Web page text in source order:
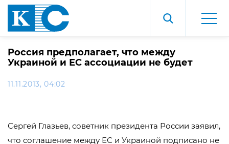
Россия предполагает, что между
Украиной и ЕС ассоциации не будет
11.11.2013, 04:02
Сергей Глазьев, советник президента России заявил,
что соглашение между ЕС и Украиной подписано не